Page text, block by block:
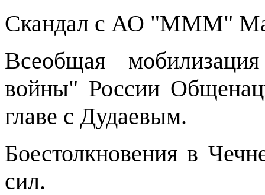
Скандал с АО "МММ"
Всеобщая
войны" России
главе с Дудаевым.
Боестолкновения в
сил.